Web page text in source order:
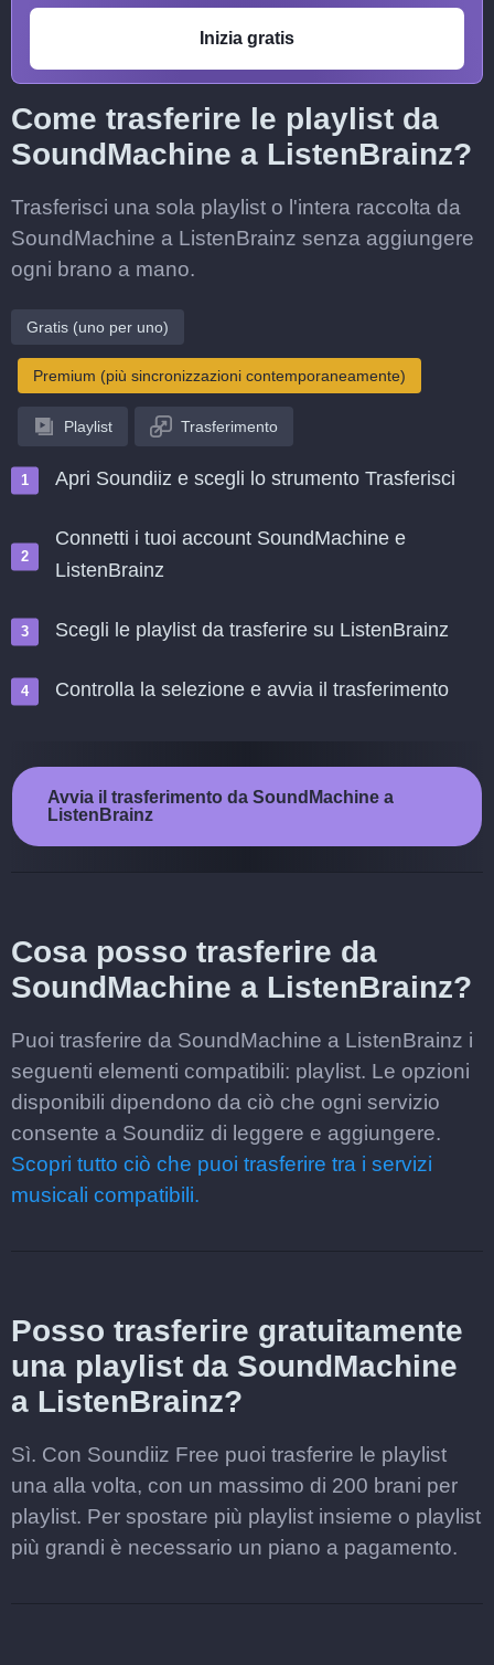
Inizia gratis
Come trasferire le playlist da
SoundMachine a ListenBrainz?
Trasferisci una sola playlist o l'intera raccolta da
SoundMachine a ListenBrainz senza aggiungere
ogni brano a mano.
Gratis (uno per uno)
Premium (più sincronizzazioni contemporaneamente)
Playlist Trasferimento
Apri Soundiiz e scegli lo strumento Trasferisci
Connetti i tuoi account SoundMachine e
ListenBrainz
Scegli le playlist da trasferire su ListenBrainz
Controlla la selezione e avvia il trasferimento
Avvia il trasferimento da SoundMachine a
ListenBrainz
Cosa posso trasferire da
SoundMachine a ListenBrainz?
Puoi trasferire da SoundMachine a ListenBrainz i
seguenti elementi compatibili: playlist. Le opzioni
disponibili dipendono da ciò che ogni servizio
consente a Soundiiz di leggere e aggiungere.
Scopri tutto ciò che puoi trasferire tra i servizi
musicali compatibili.
Posso trasferire gratuitamente
una playlist da SoundMachine
a ListenBrainz?
Sì. Con Soundiiz Free puoi trasferire le playlist
una alla volta, con un massimo di 200 brani per
playlist. Per spostare più playlist insieme o playlist
più grandi è necessario un piano a pagamento.